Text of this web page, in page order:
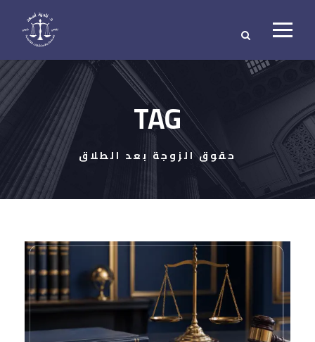
TAG
حقوق الزوجة بعد الطلاق